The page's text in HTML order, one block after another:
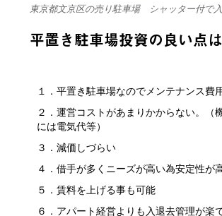
東京都文京区の売り駐車場 シャッター付で
平置き駐車場投資の良い点は
１．平置き駐車場なのでメンテナンス費
２．運営コストがあまりかからない。（
には電気代等）
３．減価しづらい
４．借手が多くニーズが高い為安定性が
５．賃料を上げる事も可能
６．アパート経営よりも入退去管理が楽で